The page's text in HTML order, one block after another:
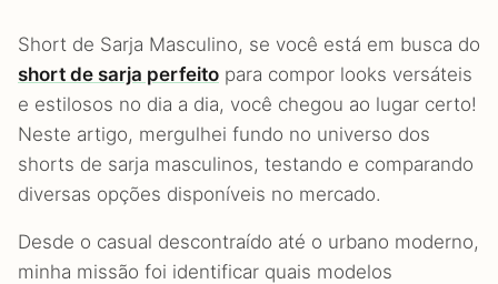
Short de Sarja Masculino, se você está em busca do
short de sarja perfeito para compor looks versáteis
e estilosos no dia a dia, você chegou ao lugar certo!
Neste artigo, mergulhei fundo no universo dos
shorts de sarja masculinos, testando e comparando
diversas opções disponíveis no mercado.
Desde o casual descontraído até o urbano moderno,
minha missão foi identificar quais modelos